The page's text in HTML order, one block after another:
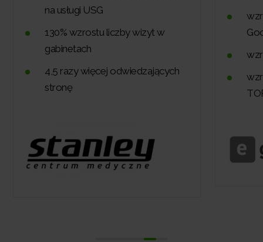
wizyt w
odwiedzających
wzrost do 110% wyświetleń
Google
wzrost do 124% kliknięć
wzrost o ponad 50% fraz w